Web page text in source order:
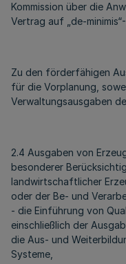
Kommission über die
Vertrag auf „de-
Zu den förderfähigen
für die Vorplanung,
Verwaltungsausgaben
2.4 Ausgaben von
besonderer
landwirtschaftlicher
oder der Be- und
- die Einführung von
einschließlich der
die Aus- und
Systeme,